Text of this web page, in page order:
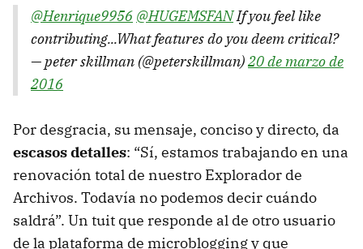
@Henrique9956 @HUGEMSFANIf you feel like
contributing...What features do you deem critical?
— peter skillman (@peterskillman)20 de marzo de
2016
Por desgracia, su mensaje, conciso y directo, da
escasos detalles: “Sí, estamos trabajando en una
renovación total de nuestro Explorador de
Archivos. Todavía no podemos decir cuándo
saldrá”. Un tuit que responde al de otro usuario
de la plataforma de microblogging y que